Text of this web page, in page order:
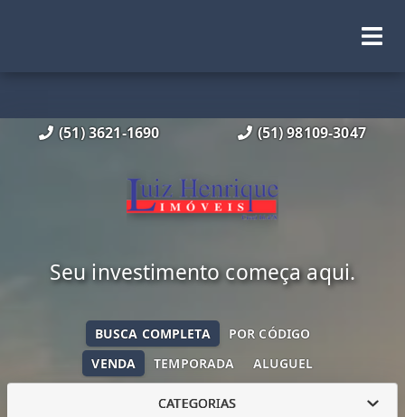
(51) 3621-1690 (51) 98109-3047
Seu investimento começa aqui.
VENDA TEMPORADA ALUGUEL
BUSCA COMPLETA POR CÓDIGO
CATEGORIAS